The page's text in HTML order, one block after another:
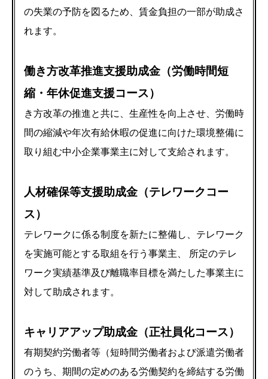
の失業の予防を図るため、賃金負担の一部が助成さ
れます。
働き方改革推進支援助成金（労働時間短
縮・年休促進支援コース）
き方改革の推進と共に、生産性を向上させ、労働時
間の縮減や年次有給休暇の促進に向けた環境整備に
取り組む中小企業事業主に対して支給されます。
人材確保等支援助成金（テレワークコー
ス）
テレワークに係る制度を新たに整備し、テレワーク
を実施可能とする取組を行う事業主、 所定のテレ
ワーク実績基準及び離職率目標を満たした事業主に
対して助成されます。
キャリアアップ助成金（正社員化コース）
有期契約労働者等（短時間労働者および派遣労働者
のうち、期間の定めのある労働契約を締結する労働